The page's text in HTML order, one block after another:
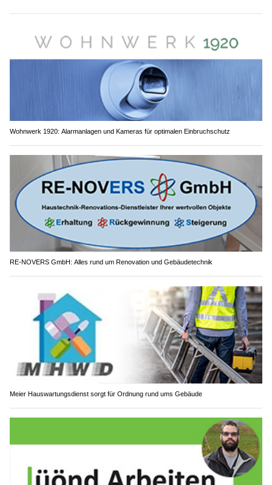
Wohnwerk 1920: Alarmanlagen und Kameras für optimalen Einbruchschutz
RE-NOVERS GmbH: Alles rund um Renovation und Gebäudetechnik
Meier Hauswartungsdienst sorgt für Ordnung rund ums Gebäude